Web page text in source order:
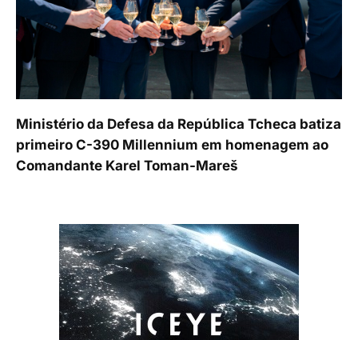
Ministério da Defesa da República Tcheca batiza
primeiro C-390 Millennium em homenagem ao
Comandante Karel Toman-Mareš